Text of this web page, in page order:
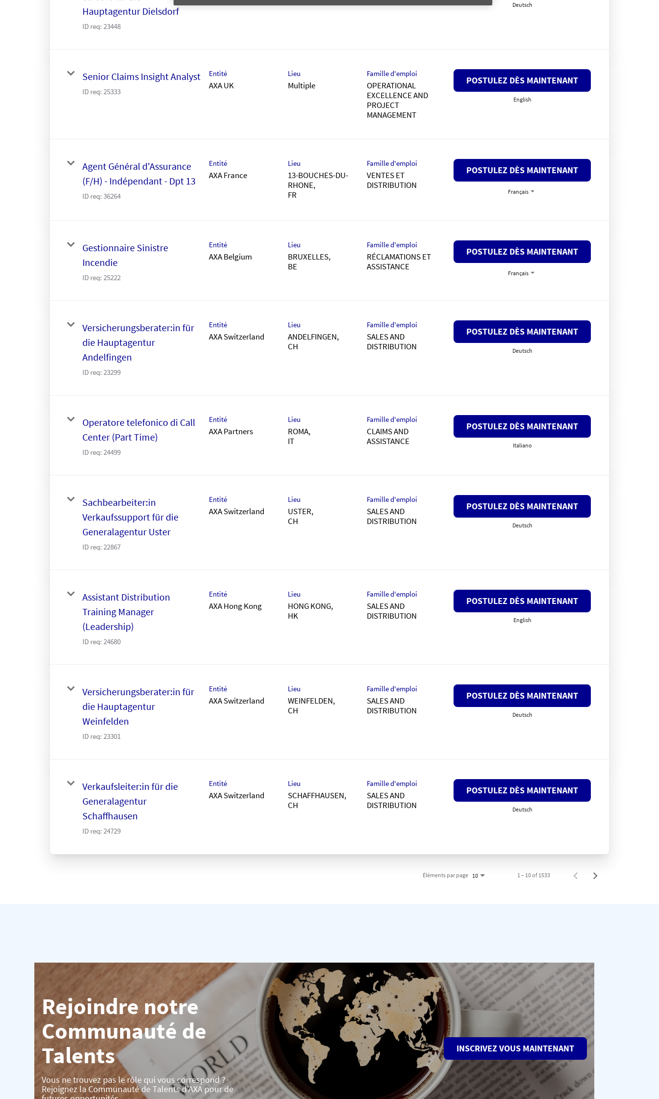
Hauptagentur Dielsdorf
ID req: 23448
Deutsch
Senior Claims Insight Analyst
ID req: 25333
Entité
AXA UK
Lieu
Multiple
Famille d'emploi
OPERATIONAL
EXCELLENCE AND
PROJECT
MANAGEMENT
POSTULEZ DÈS MAINTENANT
English
Agent Général d'Assurance
(F/H) - Indépendant - Dpt 13
ID req: 36264
Entité
AXA France
Lieu
13-BOUCHES-DU-
RHONE,
Famille d'emploi
VENTES ET
DISTRIBUTION
POSTULEZ DÈS MAINTENANT
Français
Gestionnaire Sinistre
Incendie
ID req: 25222
Entité
AXA Belgium
Lieu
BRUXELLES,
BE
Famille d'emploi
RÉCLAMATIONS ET
ASSISTANCE
POSTULEZ DÈS MAINTENANT
Français
Versicherungsberater:in für
die Hauptagentur
Andelfingen
ID req: 23299
Entité
AXA Switzerland
Lieu
ANDELFINGEN,
Famille d'emploi
SALES AND
DISTRIBUTION
POSTULEZ DÈS MAINTENANT
Deutsch
Operatore telefonico di Call
Center (Part Time)
ID req: 24499
Entité
AXA Partners
Lieu
ROMA,
IT
Famille d'emploi
CLAIMS AND
ASSISTANCE
POSTULEZ DÈS MAINTENANT
Italiano
Sachbearbeiter:in
Verkaufssupport für die
Generalagentur Uster
ID req: 22867
Entité
AXA Switzerland
Lieu
USTER,
Famille d'emploi
SALES AND
DISTRIBUTION
POSTULEZ DÈS MAINTENANT
Deutsch
Assistant Distribution
Training Manager
(Leadership)
ID req: 24680
Entité
AXA Hong Kong
Lieu
HONG KONG,
HK
Famille d'emploi
SALES AND
DISTRIBUTION
POSTULEZ DÈS MAINTENANT
English
Versicherungsberater:in für
die Hauptagentur
Weinfelden
ID req: 23301
Entité
AXA Switzerland
Lieu
WEINFELDEN,
Famille d'emploi
SALES AND
DISTRIBUTION
POSTULEZ DÈS MAINTENANT
Deutsch
Verkaufsleiter:in für die
Generalagentur
Schaffhausen
ID req: 24729
Entité
AXA Switzerland
Lieu
SCHAFFHAUSEN,
Famille d'emploi
SALES AND
DISTRIBUTION
POSTULEZ DÈS MAINTENANT
Deutsch
Éléments par page 10 1 – 10 of 1533
Rejoindre notre
Communauté de
Talents
Vous ne trouvez pas le rôle qui vous correspond ?
Rejoignez la Communauté de Talents d'AXA pour de
INSCRIVEZ VOUS MAINTENANT